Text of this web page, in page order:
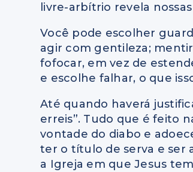
livre-arbítrio revela
Você pode escolher
agir com gentileza;
fofocar, em vez de
e escolhe falhar, o que
Até quando haverá
erreis”. Tudo que é feito
vontade do diabo e
ter o título de serva e ser
a Igreja em que Jesus